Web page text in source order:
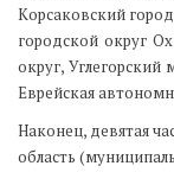
Корсаковский
городской округ
округ,
Еврейская
Наконец, девятая
область